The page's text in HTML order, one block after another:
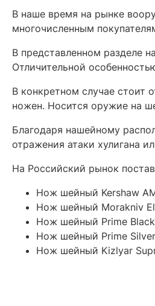
В наше время на рынке
многочисленным
В представленном разделе
Отличительной
В конкретном случае стоит
ножен. Носится оружие на
Благодаря нашейному
отражения атаки хулигана
На Российский рынок
Нож шейный Kershaw
Нож шейный Morakniv
Нож шейный Prime
Нож шейный Prime
Нож шейный Kizlyar